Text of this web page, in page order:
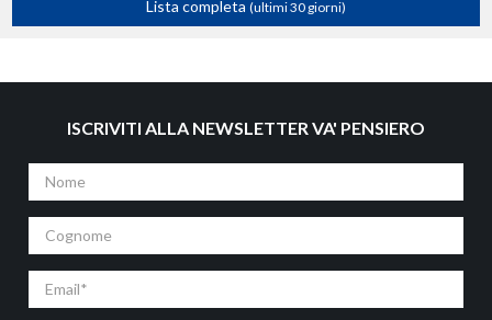
Lista completa (ultimi 30 giorni)
ISCRIVITI ALLA NEWSLETTER VA' PENSIERO
Nome
Cognome
Email